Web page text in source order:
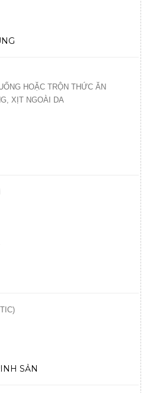
HOẶC TRỘN THỨC ĂN
XỊT NGOÀI DA
SẢN